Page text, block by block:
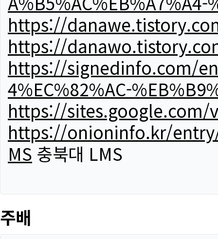
https://
https://
https://signedinfo.com/
4%EC%82%AC-
https://sites.google.com/
https://onioninfo.kr/entry/
MS 충북대 LMS
주배